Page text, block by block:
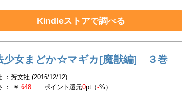
Kindleストアで調べる
少女まどか☆マギカ[魔獣編] ３巻
：芳文社 (2016/12/12)
： ￥648 ポイント還元0pt（-%）